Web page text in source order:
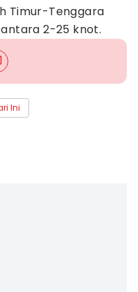
Timur-Tenggara
2-25 knot.
Ini